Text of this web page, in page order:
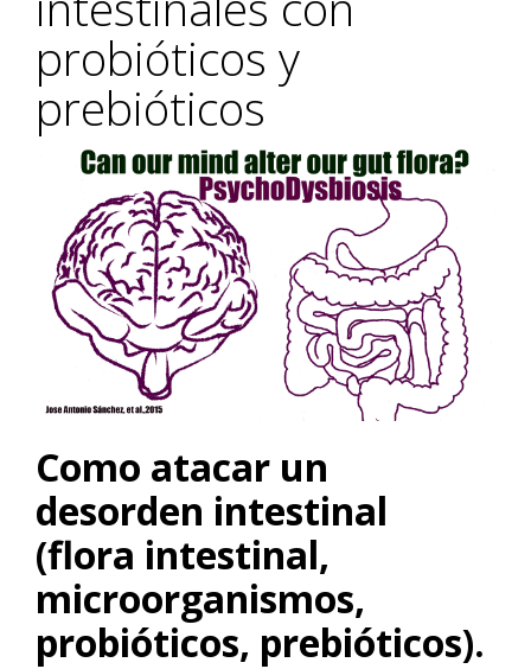
probióticos y
prebióticos
Como atacar un
desorden intestinal
(flora intestinal,
microorganismos,
probióticos, prebióticos).